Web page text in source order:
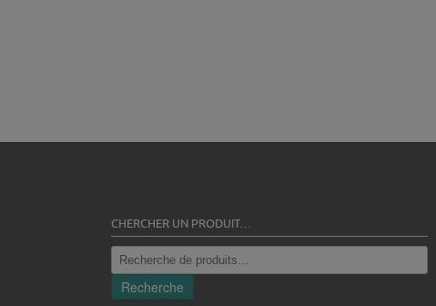
CHERCHER UN PRODUIT…
Recherche
pour :
Recherche